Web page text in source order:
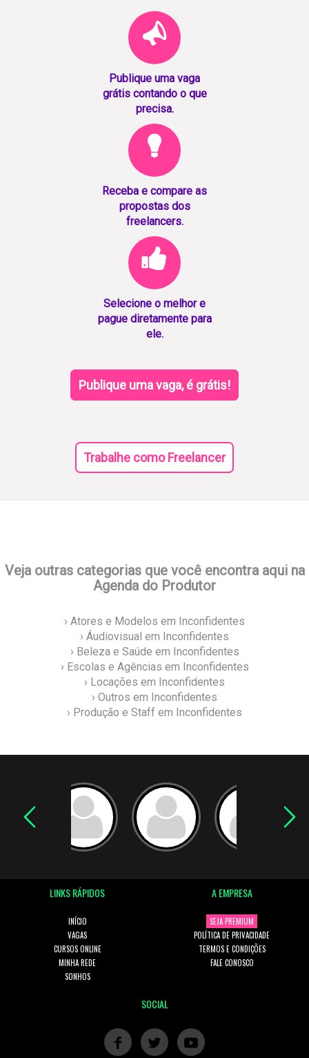
Publique uma vaga
grátis contando o que
precisa.
Receba e compare as
propostas dos
freelancers.
Selecione o melhor e
pague diretamente para
ele.
Publique uma vaga, é grátis!
Trabalhe como Freelancer
Veja outras categorias que você encontra aqui na
Agenda do Produtor
› Atores e Modelos em Inconfidentes
› Áudiovisual em Inconfidentes
› Beleza e Saúde em Inconfidentes
› Escolas e Agências em Inconfidentes
› Locações em Inconfidentes
› Outros em Inconfidentes
› Produção e Staff em Inconfidentes
LINKS RÁPIDOS
INÍCIO
VAGAS
CURSOS ONLINE
MINHA REDE
SONHOS
A EMPRESA
SEJA PREMIUM
POLÍTICA DE PRIVACIDADE
TERMOS E CONDIÇÕES
FALE CONOSCO
SOCIAL